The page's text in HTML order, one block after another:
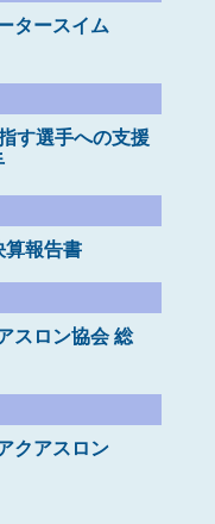
タースイム
す選手への支援
算報告書
スロン協会 総
クアスロン